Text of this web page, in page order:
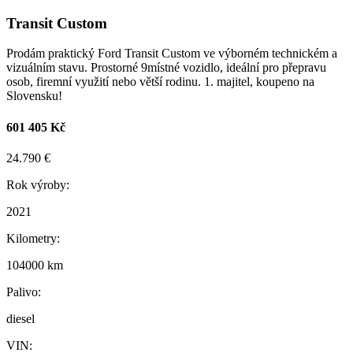
Transit Custom
Prodám praktický Ford Transit Custom ve výborném technickém a
vizuálním stavu. Prostorné 9místné vozidlo, ideální pro přepravu
osob, firemní využití nebo větší rodinu. 1. majitel, koupeno na
Slovensku!
601 405 Kč
24.790 €
Rok výroby:
2021
Kilometry:
104000 km
Palivo:
diesel
VIN: